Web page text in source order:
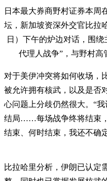
日本最大券商野村证券本周
坛，新加坡资深外交官比拉
日）下午的炉边对话，围
代理人战争”，与野村高
对于美伊冲突将如何收场，
被允许拥有核武，以及是否
心问题上分歧仍然很大。“
结局……每场战争终将结束
结束、何时结束，我还不确
比拉哈里分析，伊朗已认定